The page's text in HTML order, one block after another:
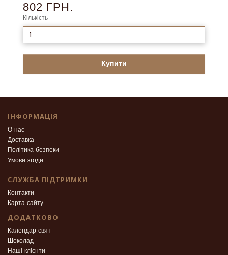
802 ГРН.
Кількість
Купити
ІНФОРМАЦІЯ
О нас
Доставка
Політика безпеки
Умови згоди
СЛУЖБА ПІДТРИМКИ
Контакти
Карта сайту
ДОДАТКОВО
Календар свят
Шоколад
Наші клієнти